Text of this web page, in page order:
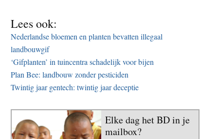
Lees ook:
Nederlandse bloemen en planten bevatten illegaal
landbouwgif
‘Gifplanten’ in tuincentra schadelijk voor bijen
Plan Bee: landbouw zonder pesticiden
Twintig jaar gentech: twintig jaar deceptie
Elke dag het BD in je
mailbox?